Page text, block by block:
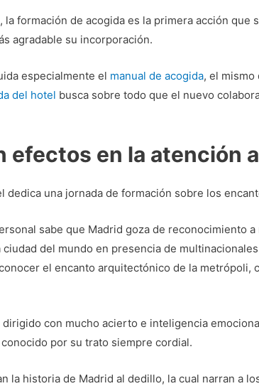
formación de acogida es la primera acción
agradable su incorporación.
especialmente el manual de acogida, el
del hotel busca sobre todo que el nuevo
efectos en la atención
dedica una jornada de formación sobre los
sabe que Madrid goza de reconocimiento
ciudad del mundo en presencia de
el encanto arquitectónico de la metrópoli,
con mucho acierto e inteligencia
por su trato siempre cordial.
la historia de Madrid al dedillo, la cual narran a